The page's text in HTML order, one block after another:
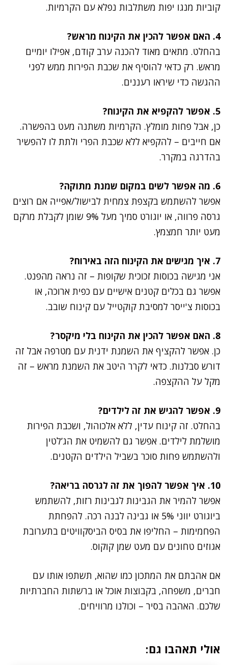
קוביות מנגו יפות משתלבות נפלא עם הקרמיות.
4. האם אפשר להכין את הקינוח מראש?
בהחלט. מתאים מאוד להכנה ערב קודם, אפילו יומיים
מראש. רק כדאי להוסיף את שכבת הפירות ממש לפני
ההגשה כדי שיראו רעננים.
5. אפשר להקפיא את הקינוח?
כן, אבל פחות מומלץ. הקרמיות משתנה מעט בהפשרה.
אם חייבים – להקפיא ללא שכבת הפרי ולתת לו להפשיר
בהדרגה במקרר.
6. מה אפשר לשים במקום שמנת מתוקה?
אפשר להשתמש בקצפת צמחית לבישול/אפייה אם רוצים
גרסה פרווה, או יוגורט סמיך מעל 9% שומן לקבלת מרקם
מעט יותר חמצמץ.
7. איך מגישים את הקינוח הזה באירוח?
אני מגישה בכוסות זכוכית שקופות – זה נראה מהפנט.
אפשר גם בכלים קטנים אישיים עם כפית ארוכה, או
בכוסות צ'ייסר למסיבת קוקטייל עם קינוח שובב.
8. האם אפשר להכין את הקינוח בלי מיקסר?
כן. אפשר להקציף את השמנת ידנית עם מטרפה אבל זה
דורש סבלנות. כדאי לקרר היטב את השמנת מראש – זה
מקל על ההקצפה.
9. אפשר להגיש את זה לילדים?
בהחלט. זה קינוח עדין, ללא אלכוהול, ושכבת הפירות
מושלמת לילדים. אפשר גם להשמיט את הג’לטין
ולהשתמש פחות סוכר בשביל הילדים הקטנים.
10. איך אפשר להפוך את זה לגרסה בריאה?
אפשר להמיר את הגבינות לגבינות רזות, להשתמש
ביוגורט יווני 5% או גבינה לבנה רכה. להפחתת
הפחמימות – החליפו את בסיס הביסקוויטים בתערובת
אגוזים טחונים עם מעט שמן קוקוס.
אם אהבתם את המתכון כמו שהוא, תשתפו אותו עם
חברים, משפחה, בקבוצות אוכל או ברשתות החברתיות
שלכם. האהבה בסיר – וכולנו מרוויחים.
אולי תאהבו גם: